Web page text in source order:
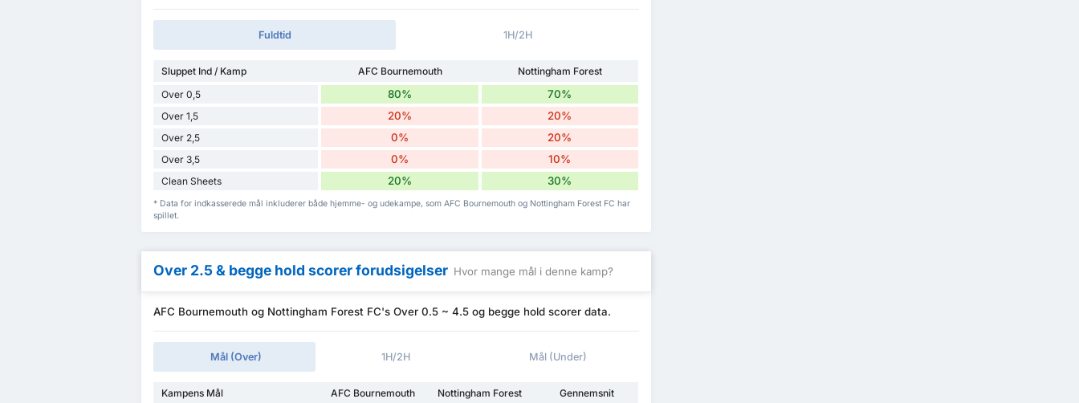
Fuldtid 1H/2H
Sluppet Ind / Kamp AFC Bournemouth
Nottingham Forest
Over 0,5
80% 70%
Over 1,5 20% 20%
Over 2,5 0% 20%
Over 3,5 0% 10%
Clean Sheets 20% 30%
* Data for indkasserede mål inkluderer både hjemme- og udekampe, som AFC Bournemouth og Nottingham Forest FC har
spillet.
Over 2.5 & begge hold scorer forudsigelser Hvor mange mål i denne kamp?
AFC Bournemouth og Nottingham Forest FC's Over 0.5 ~ 4.5 og begge hold scorer data.
Mål (Over) 1H/2H Mål (Under)
Kampens Mål AFC Bournemouth Nottingham Forest Gennemsnit